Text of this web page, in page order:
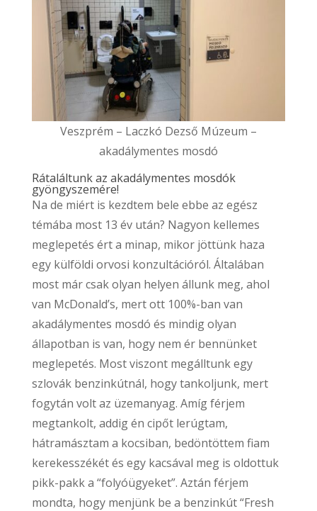
Veszprém – Laczkó Dezső Múzeum –
akadálymentes mosdó
Rátaláltunk az akadálymentes mosdók
gyöngyszemére!
Na de miért is kezdtem bele ebbe az egész
témába most 13 év után? Nagyon kellemes
meglepetés ért a minap, mikor jöttünk haza
egy külföldi orvosi konzultációról. Általában
most már csak olyan helyen állunk meg, ahol
van McDonald’s, mert ott 100%-ban van
akadálymentes mosdó és mindig olyan
állapotban is van, hogy nem ér bennünket
meglepetés. Most viszont megálltunk egy
szlovák benzinkútnál, hogy tankoljunk, mert
fogytán volt az üzemanyag. Amíg férjem
megtankolt, addig én cipőt lerúgtam,
hátramásztam a kocsiban, bedöntöttem fiam
kerekesszékét és egy kacsával meg is oldottuk
pikk-pakk a “folyóügyeket”. Aztán férjem
mondta, hogy menjünk be a benzinkút “Fresh